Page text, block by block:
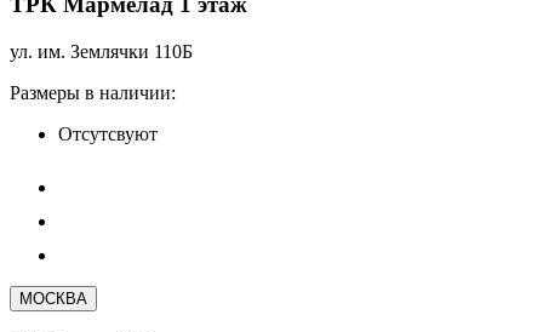
ул. им. Землячки 110Б
Размеры в наличии:
Отсутсвуют
МОСКВА